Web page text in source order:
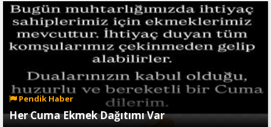
Pendik Haber
Her Cuma Ekmek Dağıtımı Var